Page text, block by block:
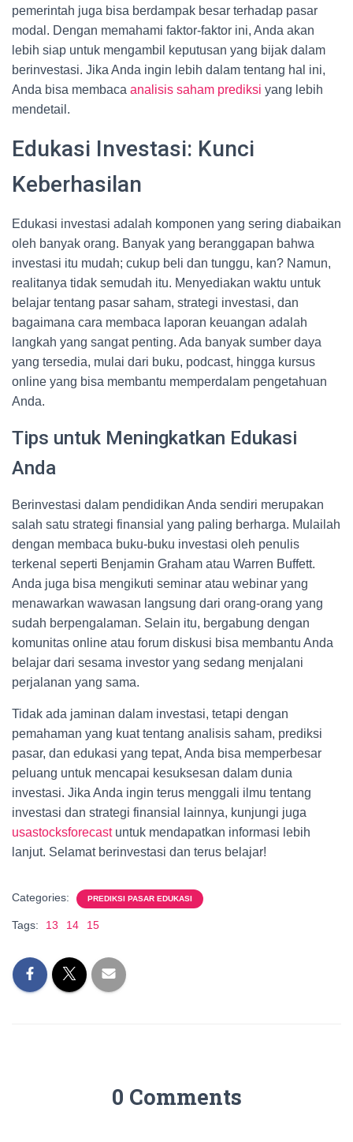
pemerintah juga bisa berdampak besar terhadap pasar
modal. Dengan memahami faktor-faktor ini, Anda akan
lebih siap untuk mengambil keputusan yang bijak dalam
berinvestasi. Jika Anda ingin lebih dalam tentang hal ini,
Anda bisa membaca analisis saham prediksi yang lebih
mendetail.
Edukasi Investasi: Kunci
Keberhasilan
Edukasi investasi adalah komponen yang sering diabaikan
oleh banyak orang. Banyak yang beranggapan bahwa
investasi itu mudah; cukup beli dan tunggu, kan? Namun,
realitanya tidak semudah itu. Menyediakan waktu untuk
belajar tentang pasar saham, strategi investasi, dan
bagaimana cara membaca laporan keuangan adalah
langkah yang sangat penting. Ada banyak sumber daya
yang tersedia, mulai dari buku, podcast, hingga kursus
online yang bisa membantu memperdalam pengetahuan
Anda.
Tips untuk Meningkatkan Edukasi
Anda
Berinvestasi dalam pendidikan Anda sendiri merupakan
salah satu strategi finansial yang paling berharga. Mulailah
dengan membaca buku-buku investasi oleh penulis
terkenal seperti Benjamin Graham atau Warren Buffett.
Anda juga bisa mengikuti seminar atau webinar yang
menawarkan wawasan langsung dari orang-orang yang
sudah berpengalaman. Selain itu, bergabung dengan
komunitas online atau forum diskusi bisa membantu Anda
belajar dari sesama investor yang sedang menjalani
perjalanan yang sama.
Tidak ada jaminan dalam investasi, tetapi dengan
pemahaman yang kuat tentang analisis saham, prediksi
pasar, dan edukasi yang tepat, Anda bisa memperbesar
peluang untuk mencapai kesuksesan dalam dunia
investasi. Jika Anda ingin terus menggali ilmu tentang
investasi dan strategi finansial lainnya, kunjungi juga
usastocksforecastuntuk mendapatkan informasi lebih
lanjut. Selamat berinvestasi dan terus belajar!
Categories: PREDIKSI PASAR EDUKASI
Tags: 13 14 15
0 Comments